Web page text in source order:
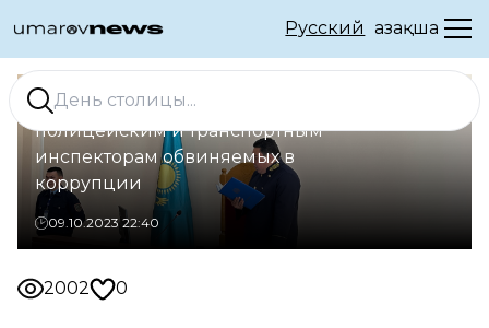
Русский Қазақша
В Уральске огласили приговор
полицейским и транспортным
инспекторам обвиняемых в
коррупции
09.10.2023 22:40
2002 0